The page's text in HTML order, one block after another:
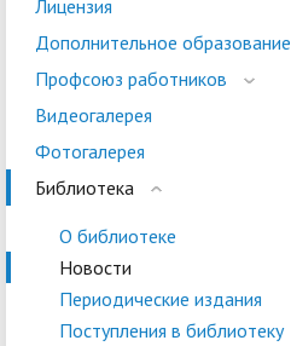
Лицензия
Дополнительное образование
Профсоюз работников
Видеогалерея
Фотогалерея
Библиотека
О библиотеке
Новости
Периодические издания
Поступления в библиотеку